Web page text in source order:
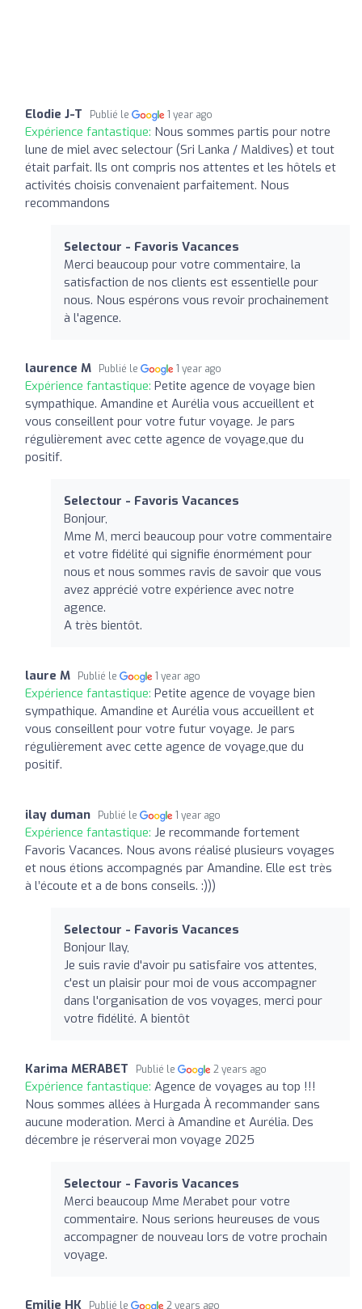
Elodie J-T Publié le 1 year ago
Expérience fantastique: Nous sommes partis pour notre
lune de miel avec selectour (Sri Lanka / Maldives) et tout
était parfait. Ils ont compris nos attentes et les hôtels et
activités choisis convenaient parfaitement. Nous
recommandons
Selectour - Favoris Vacances
Merci beaucoup pour votre commentaire, la
satisfaction de nos clients est essentielle pour
nous. Nous espérons vous revoir prochainement
à l'agence.
laurence M Publié le 1 year ago
Expérience fantastique: Petite agence de voyage bien
sympathique. Amandine et Aurélia vous accueillent et
vous conseillent pour votre futur voyage. Je pars
régulièrement avec cette agence de voyage,que du
positif.
Selectour - Favoris Vacances
Bonjour,
Mme M, merci beaucoup pour votre commentaire
et votre fidélité qui signifie énormément pour
nous et nous sommes ravis de savoir que vous
avez apprécié votre expérience avec notre
agence.
A très bientôt.
laure M Publié le 1 year ago
Expérience fantastique: Petite agence de voyage bien
sympathique. Amandine et Aurélia vous accueillent et
vous conseillent pour votre futur voyage. Je pars
régulièrement avec cette agence de voyage,que du
positif.
ilay duman Publié le 1 year ago
Expérience fantastique: Je recommande fortement
Favoris Vacances. Nous avons réalisé plusieurs voyages
et nous étions accompagnés par Amandine. Elle est très
à l’écoute et a de bons conseils. :)))
Selectour - Favoris Vacances
Bonjour Ilay,
Je suis ravie d'avoir pu satisfaire vos attentes,
c'est un plaisir pour moi de vous accompagner
dans l'organisation de vos voyages, merci pour
votre fidélité. A bientôt
Karima MERABET Publié le 2 years ago
Expérience fantastique: Agence de voyages au top !!!
Nous sommes allées à Hurgada À recommander sans
aucune moderation. Merci à Amandine et Aurélia. Des
décembre je réserverai mon voyage 2025
Selectour - Favoris Vacances
Merci beaucoup Mme Merabet pour votre
commentaire. Nous serions heureuses de vous
accompagner de nouveau lors de votre prochain
voyage.
Emilie HK Publié le 2 years ago